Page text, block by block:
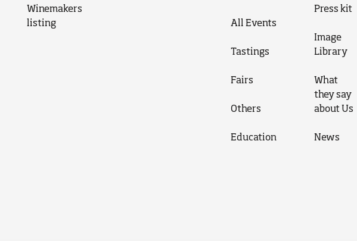
Winemakers
listing
All Events
Tastings
Fairs
Others
Education
Press kit
Image
Library
What
they say
about Us
News